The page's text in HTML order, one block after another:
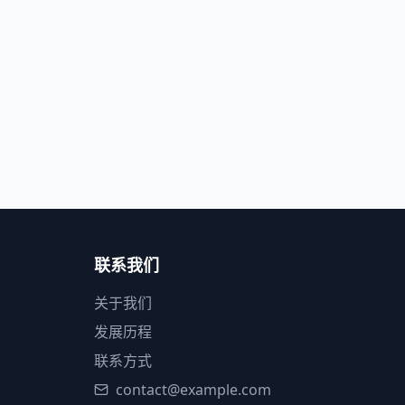
联系我们
关于我们
发展历程
联系方式
contact@example.com